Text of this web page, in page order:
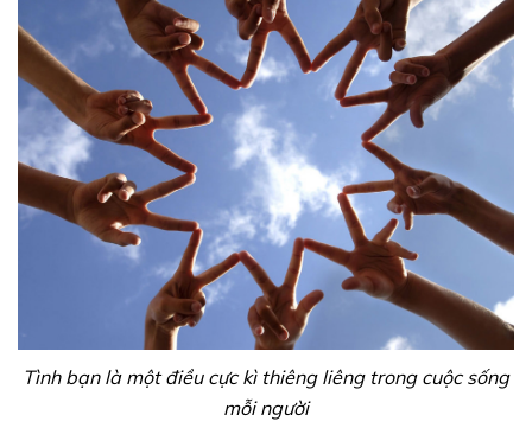
Tình bạn là một điều cực kì thiêng liêng trong cuộc sống
mỗi người